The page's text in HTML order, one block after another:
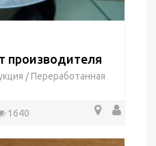
производителя
/Переработанная
1640